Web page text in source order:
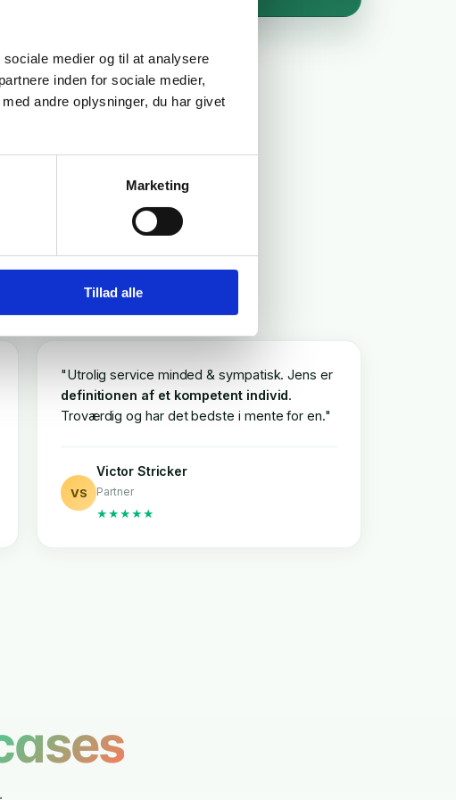
medier og til at analysere
inden for sociale medier,
andre oplysninger, du har givet
Marketing
Tillad alle
at
"Utrolig service minded & sympatisk. Jens er
definitionen af et kompetent individ.
Troværdig og har det bedste i mente for en."
VS
Victor Stricker
Partner
★★★★★